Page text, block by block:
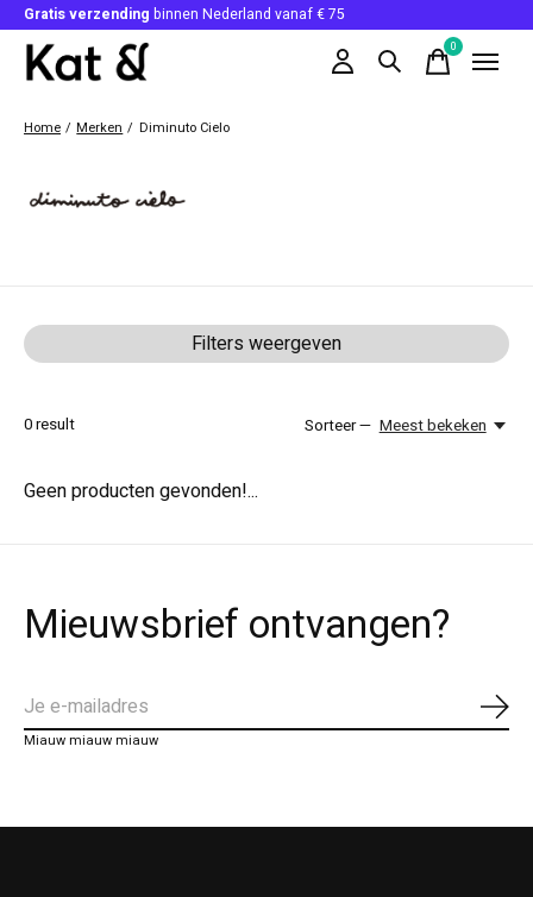
Gratis verzending binnen Nederland vanaf € 75
0items
Home / Merken / Diminuto Cielo
Diminuto Cielo
Filters weergeven
0result Sorteer — Meest bekeken
Geen producten gevonden!...
Mieuwsbrief ontvangen?
Miauw miauw miauw